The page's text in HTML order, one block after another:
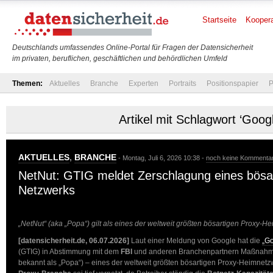
Deutschlands umfassendes Online-Portal für Fragen der Datensicherheit
im privaten, beruflichen, geschäftlichen und behördlichen Umfeld
Startseite
Themen: Aktuelles Branche Experten Portraits Positionspapier
Artikel mit Schlagwort
AKTUELLES, BRANCHE - Montag, Juli 6, 2026 10:38 - noch keine
NetNut: GTIG meldet Zerschlagung eines
Netzwerks
„NetNut“ (aka „Popa“) gilt als eines der weltweit größten bösartigen Proxy-
[datensicherheit.de, 06.07.2026] Laut einer Meldung von Google hat die
(GTIG) in Abstimmung mit dem FBI und anderen Branchenpartnern
bekannt als „Popa“) – eines der weltweit größten bösartigen Proxy-